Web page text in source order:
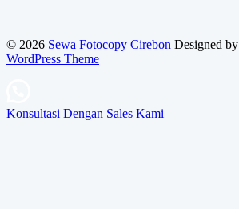
© 2026 Sewa Fotocopy Cirebon Designed by
WordPress Theme
Konsultasi Dengan Sales Kami